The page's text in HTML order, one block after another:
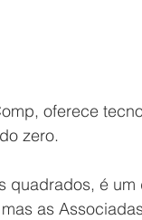
oferece
zero.
quadrados, é um
as